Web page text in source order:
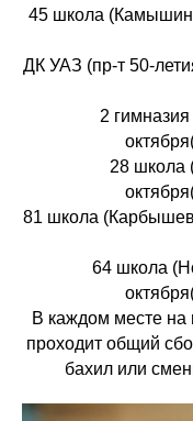
45 школа
ДК УАЗ (пр-т 50-
2
28 школа
81 школа
64 школа
В каждом месте на
проходит общий
бахил или